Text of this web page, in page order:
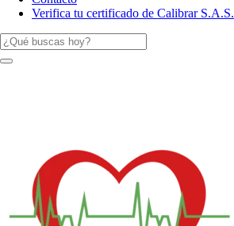
Verifica tu certificado de Calibrar S.A.S.